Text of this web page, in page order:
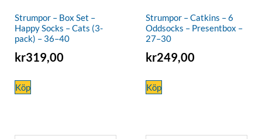
Strumpor – Box Set –
Happy Socks – Cats (3-
pack) – 36–40
kr319,00
Köp
Strumpor – Catkins – 6
Oddsocks – Presentbox –
27–30
kr249,00
Köp